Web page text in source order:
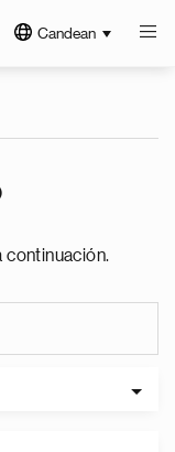
Candean
continuación.